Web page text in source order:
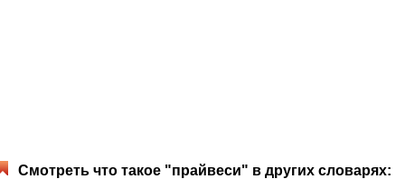
Смотреть что такое "прайвеси" в других словарях: